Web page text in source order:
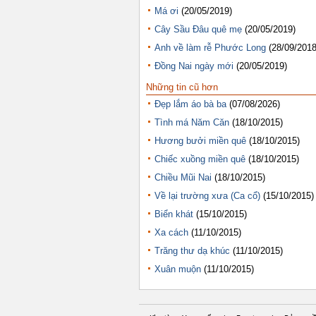
Má ơi (20/05/2019)
Cây Sầu Đâu quê mẹ (20/05/2019)
Anh về làm rễ Phước Long (28/09/
Đồng Nai ngày mới (20/05/2019)
Những tin cũ hơn
Đẹp lắm áo bà ba (07/08/2026)
Tình má Năm Căn (18/10/2015)
Hương bưởi miền quê (18/10/2015)
Chiếc xuồng miền quê (18/10/2015)
Chiều Mũi Nai (18/10/2015)
Về lại trường xưa (Ca cổ) (15/10/2015)
Biển khát (15/10/2015)
Xa cách (11/10/2015)
Trăng thư dạ khúc (11/10/2015)
Xuân muộn (11/10/2015)